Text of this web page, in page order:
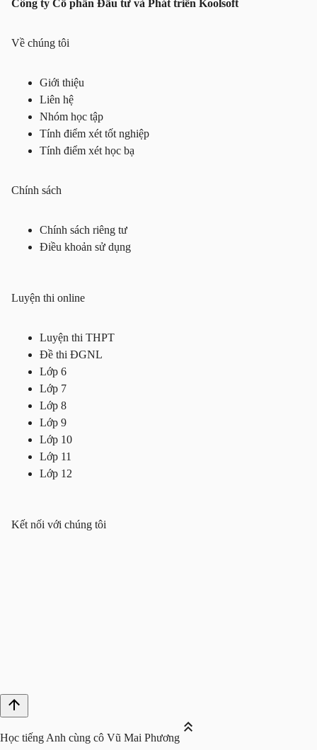
Công ty Cổ phần Đầu tư và Phát triển Koolsoft
Về chúng tôi
Giới thiệu
Liên hệ
Nhóm học tập
Tính điểm xét tốt nghiệp
Tính điểm xét học bạ
Chính sách
Chính sách riêng tư
Điều khoản sử dụng
Luyện thi online
Luyện thi THPT
Đề thi ĐGNL
Lớp 6
Lớp 7
Lớp 8
Lớp 9
Lớp 10
Lớp 11
Lớp 12
Kết nối với chúng tôi
Học tiếng Anh cùng cô Vũ Mai Phương